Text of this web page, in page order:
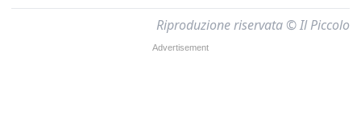
Riproduzione riservata © Il Piccolo